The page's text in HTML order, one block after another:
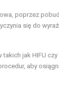
poprzez
się do
jak HIFU
aby